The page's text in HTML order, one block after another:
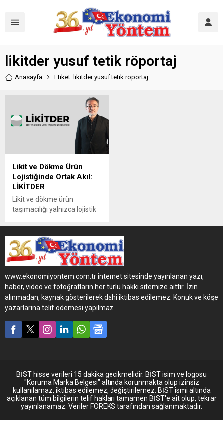
likitder yusuf tetik röportaj
Anasayfa Etiket: likitder yusuf tetik röportaj
Likit ve Dökme Ürün
Lojistiğinde Ortak Akıl:
LİKİTDER
Likit ve dökme ürün
taşımacılığı yalnızca lojistik
güvenlik, çevre ve teknoloji
odaklı bir uzmanlık alanı.
LİKİTDER, bu yüksek
hassasiyetli alanda sektöre
yön veren, standartları
belirleyen ve sürdürülebilir
çözümler geliştiren bir
platform olarak faaliyetlerini
sürdürmeye devam ediyor.
www.ekonomiyontem.com.tr internet sitesinde yayınlanan yazı,
haber, video ve fotoğrafların her türlü hakkı sitemize aittir. İzin
alınmadan, kaynak gösterilerek dahi iktibas edilemez. Konuk ve köşe
yazarlarına telif ödemesi yapılmaz.
BİST hisse verileri 15 dakika gecikmelidir. BİST isim ve logosu
"Koruma Marka Belgesi" altında korunmakta olup izinsiz
kullanılamaz, iktibas edilemez, değiştirilemez. BİST ismi altında
açıklanan tüm bilgilerin telif hakları tamamen BİST'e ait olup, tekrar
yayınlanamaz. Veriler FOREKS tarafından sağlanmaktadır.